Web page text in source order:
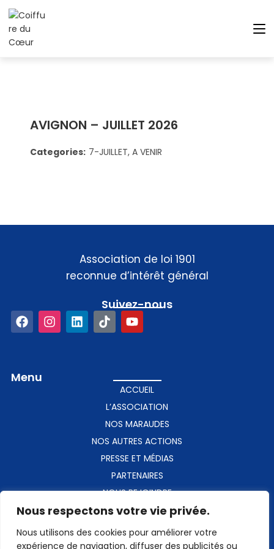
Nous respectons votre vie privée.
Nous utilisons des cookies pour améliorer votre
expérience de navigation, diffuser des publicités ou
AVIGNON – JUILLET 2026
Categories: 7-JUILLET, A VENIR
Association de loi 1901
reconnue d’intérêt général
Menu
ACCUEIL
L’ASSOCIATION
NOS MARAUDES
NOS AUTRES ACTIONS
PRESSE ET MÉDIAS
PARTENAIRES
NOUS REJOINDRE
CONTACT
Contact​
Suivez-nous​